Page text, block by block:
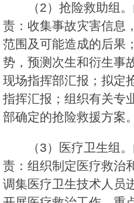
（2）抢险救助组
责：收集事故灾害信息
范围及可能造成的后果
势，预测次生和衍生事
现场指挥部汇报；拟定
指挥汇报；组织有关专
部确定的抢险救援方案。
（3）医疗卫生组
责：组织制定医疗救治
调集医疗卫生技术人员